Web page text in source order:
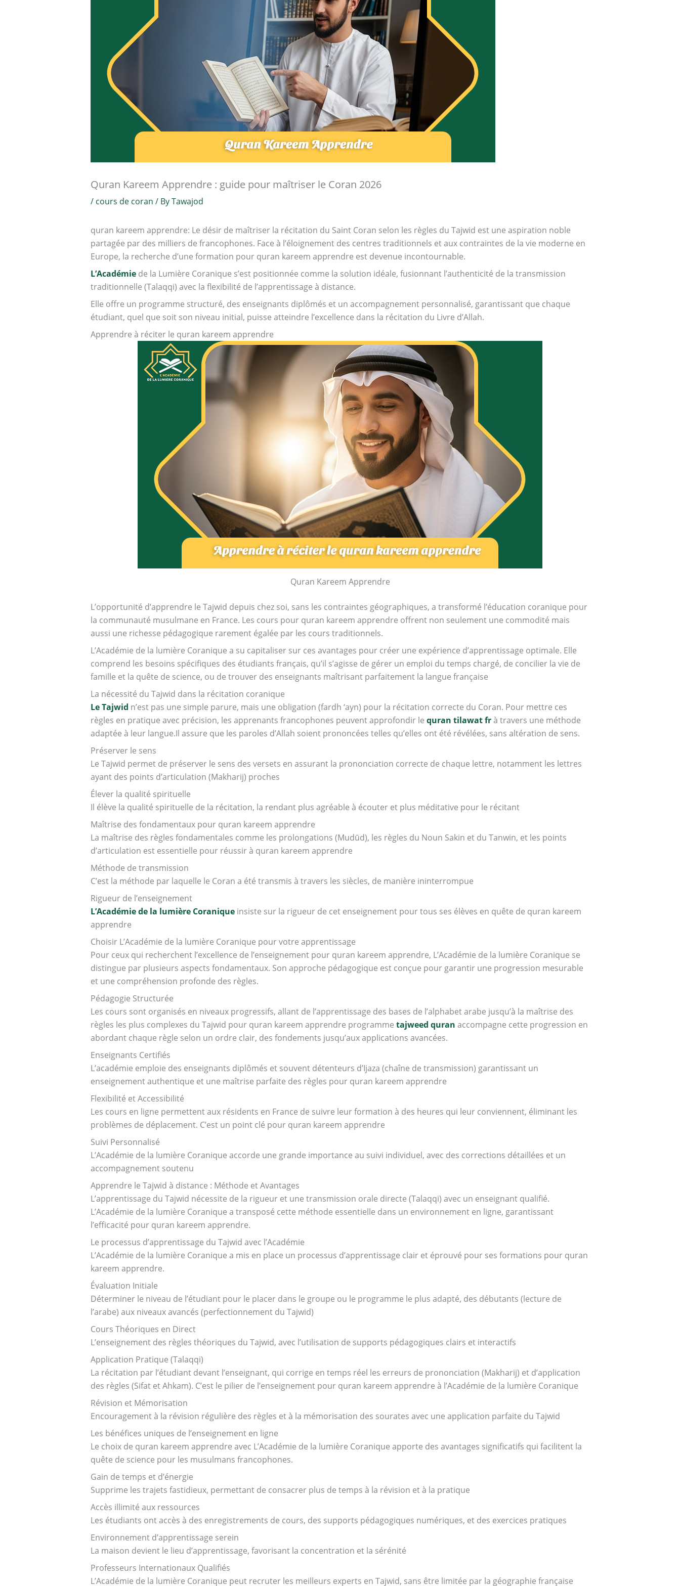
Quran Kareem Apprendre : guide pour maîtriser le Coran 2026
/ cours de coran / ByTawajod
quran kareem apprendre: Le désir de maîtriser la récitation du Saint Coran selon les règles du Tajwid est une aspiration noble
partagée par des milliers de francophones. Face à l’éloignement des centres traditionnels et aux contraintes de la vie moderne en
Europe, la recherche d’une formation pour quran kareem apprendre est devenue incontournable.
L’Académiede la Lumière Coranique s’est positionnée comme la solution idéale, fusionnant l’authenticité de la transmission
traditionnelle (Talaqqi) avec la flexibilité de l’apprentissage à distance.
Elle offre un programme structuré, des enseignants diplômés et un accompagnement personnalisé, garantissant que chaque
étudiant, quel que soit son niveau initial, puisse atteindre l’excellence dans la récitation du Livre d’Allah.
Apprendre à réciter le quran kareem apprendre
Quran Kareem Apprendre
L’opportunité d’apprendre le Tajwid depuis chez soi, sans les contraintes géographiques, a transformé l’éducation coranique pour
la communauté musulmane en France. Les cours pour quran kareem apprendre offrent non seulement une commodité mais
aussi une richesse pédagogique rarement égalée par les cours traditionnels.
L’Académie de la lumière Coranique a su capitaliser sur ces avantages pour créer une expérience d’apprentissage optimale. Elle
comprend les besoins spécifiques des étudiants français, qu’il s’agisse de gérer un emploi du temps chargé, de concilier la vie de
famille et la quête de science, ou de trouver des enseignants maîtrisant parfaitement la langue française
La nécessité du Tajwid dans la récitation coranique
Le Tajwid n’est pas une simple parure, mais une obligation (fardh ‘ayn) pour la récitation correcte du Coran. Pour mettre ces
règles en pratique avec précision, les apprenants francophones peuvent approfondir le quran tilawat frà travers une méthode
adaptée à leur langue.Il assure que les paroles d’Allah soient prononcées telles qu’elles ont été révélées, sans altération de sens.
Préserver le sens
Le Tajwid permet de préserver le sens des versets en assurant la prononciation correcte de chaque lettre, notamment les lettres
ayant des points d’articulation (Makharij) proches
Élever la qualité spirituelle
Il élève la qualité spirituelle de la récitation, la rendant plus agréable à écouter et plus méditative pour le récitant
Maîtrise des fondamentaux pour quran kareem apprendre
La maîtrise des règles fondamentales comme les prolongations (Mudūd), les règles du Noun Sakin et du Tanwin, et les points
d’articulation est essentielle pour réussir à quran kareem apprendre
Méthode de transmission
C’est la méthode par laquelle le Coran a été transmis à travers les siècles, de manière ininterrompue
Rigueur de l’enseignement
L’Académie de la lumière Coraniqueinsiste sur la rigueur de cet enseignement pour tous ses élèves en quête de quran kareem
apprendre
Choisir L’Académie de la lumière Coranique pour votre apprentissage
Pour ceux qui recherchent l’excellence de l’enseignement pour quran kareem apprendre, L’Académie de la lumière Coranique se
distingue par plusieurs aspects fondamentaux. Son approche pédagogique est conçue pour garantir une progression mesurable
et une compréhension profonde des règles.
Pédagogie Structurée
Les cours sont organisés en niveaux progressifs, allant de l’apprentissage des bases de l’alphabet arabe jusqu’à la maîtrise des
règles les plus complexes du Tajwid pour quran kareem apprendre programme tajweed quran accompagne cette progression en
abordant chaque règle selon un ordre clair, des fondements jusqu’aux applications avancées.
Enseignants Certifiés
L’académie emploie des enseignants diplômés et souvent détenteurs d’Ijaza (chaîne de transmission) garantissant un
enseignement authentique et une maîtrise parfaite des règles pour quran kareem apprendre
Flexibilité et Accessibilité
Les cours en ligne permettent aux résidents en France de suivre leur formation à des heures qui leur conviennent, éliminant les
problèmes de déplacement. C’est un point clé pour quran kareem apprendre
Suivi Personnalisé
L’Académie de la lumière Coranique accorde une grande importance au suivi individuel, avec des corrections détaillées et un
accompagnement soutenu
Apprendre le Tajwid à distance : Méthode et Avantages
L’apprentissage du Tajwid nécessite de la rigueur et une transmission orale directe (Talaqqi) avec un enseignant qualifié.
L’Académie de la lumière Coranique a transposé cette méthode essentielle dans un environnement en ligne, garantissant
l’efficacité pour quran kareem apprendre.
Le processus d’apprentissage du Tajwid avec l’Académie
L’Académie de la lumière Coranique a mis en place un processus d’apprentissage clair et éprouvé pour ses formations pour quran
kareem apprendre.
Évaluation Initiale
Déterminer le niveau de l’étudiant pour le placer dans le groupe ou le programme le plus adapté, des débutants (lecture de
l’arabe) aux niveaux avancés (perfectionnement du Tajwid)
Cours Théoriques en Direct
L’enseignement des règles théoriques du Tajwid, avec l’utilisation de supports pédagogiques clairs et interactifs
Application Pratique (Talaqqi)
La récitation par l’étudiant devant l’enseignant, qui corrige en temps réel les erreurs de prononciation (Makharij) et d’application
des règles (Sifat et Ahkam). C’est le pilier de l’enseignement pour quran kareem apprendre à l’Académie de la lumière Coranique
Révision et Mémorisation
Encouragement à la révision régulière des règles et à la mémorisation des sourates avec une application parfaite du Tajwid
Les bénéfices uniques de l’enseignement en ligne
Le choix de quran kareem apprendre avec L’Académie de la lumière Coranique apporte des avantages significatifs qui facilitent la
quête de science pour les musulmans francophones.
Gain de temps et d’énergie
Supprime les trajets fastidieux, permettant de consacrer plus de temps à la révision et à la pratique
Accès illimité aux ressources
Les étudiants ont accès à des enregistrements de cours, des supports pédagogiques numériques, et des exercices pratiques
Environnement d’apprentissage serein
La maison devient le lieu d’apprentissage, favorisant la concentration et la sérénité
Professeurs Internationaux Qualifiés
L’Académie de la lumière Coranique peut recruter les meilleurs experts en Tajwid, sans être limitée par la géographie française